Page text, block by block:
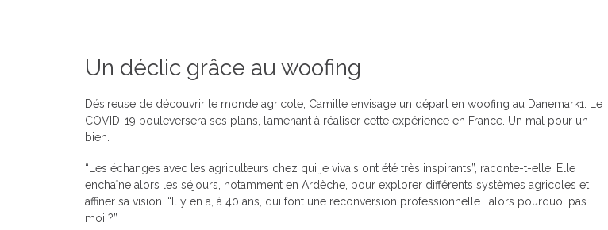
Un déclic grâce au woofing
Désireuse de découvrir le monde agricole, Camille envisage un départ en woofing au Danemark1. Le
COVID-19 bouleversera ses plans, l’amenant à réaliser cette expérience en France. Un mal pour un
bien.
“Les échanges avec les agriculteurs chez qui je vivais ont été très inspirants”, raconte-t-elle. Elle
enchaîne alors les séjours, notamment en Ardèche, pour explorer différents systèmes agricoles et
affiner sa vision. “Il y en a, à 40 ans, qui font une reconversion professionnelle… alors pourquoi pas
moi ?”